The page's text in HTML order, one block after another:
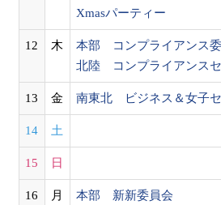
Xmasパーティー
12 木
本部 コンプライアンス
北陸 コンプライアンス
13 金 南東北 ビジネス＆女子
14 土
15 日
16 月 本部 新新委員会